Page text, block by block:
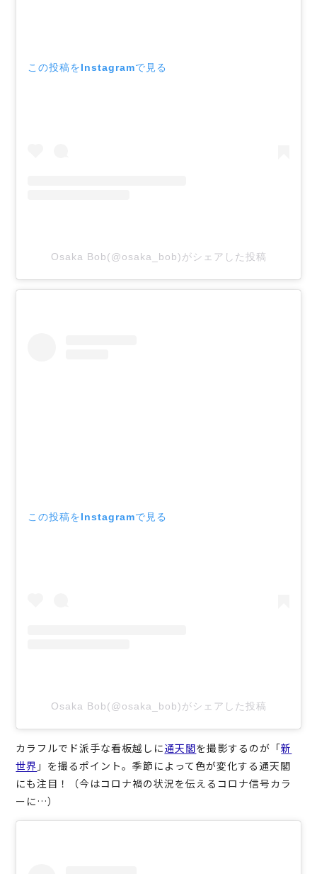
この投稿をInstagramで見る
Osaka Bob(@osaka_bob)がシェアした投稿
この投稿をInstagramで見る
Osaka Bob(@osaka_bob)がシェアした投稿
カラフルでド派手な看板越しに通天閣を撮影するのが「新
世界 」を撮るポイント。季節によって色が変化する通天閣
にも注目！（今はコロナ禍の状況を伝えるコロナ信号カラ
ーに…）